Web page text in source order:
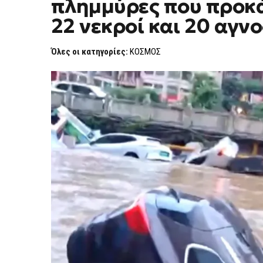
ΑΠΟΛΟΓΙΣΜΌΣ
ΤΩΝ
ΘΥΜΆΤΩΝ
ΑΠΌ
ΠΛΗΜΜΎΡΕΣ
ΟΙ
ΚΑΤΑΡΡΑΚΤΏΔΕΙΣ
ΒΡΟΧΈΣ
–
22
ΝΕΚΡΟΊ
ΚΑΙ
20
ΑΓΝΟΟΎΜΕΝΟΙ
πλημμύρες που
22 νεκροί και 20
Όλες οι κατηγορίες: ΚΟΣΜΟΣ